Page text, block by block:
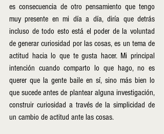
es consecuencia de otro pensamiento que tengo
muy presente en mi día a día, diría que detrás
incluso de todo esto está el poder de la voluntad
de generar curiosidad por las cosas, es un tema de
actitud hacia lo que te gusta hacer. Mi principal
intención cuando comparto lo que hago, no es
querer que la gente baile en sí, sino más bien lo
que sucede antes de plantear alguna investigación,
construir curiosidad a través de la simplicidad de
un cambio de actitud ante las cosas.